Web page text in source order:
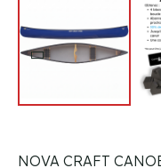
NOVA CRAFT